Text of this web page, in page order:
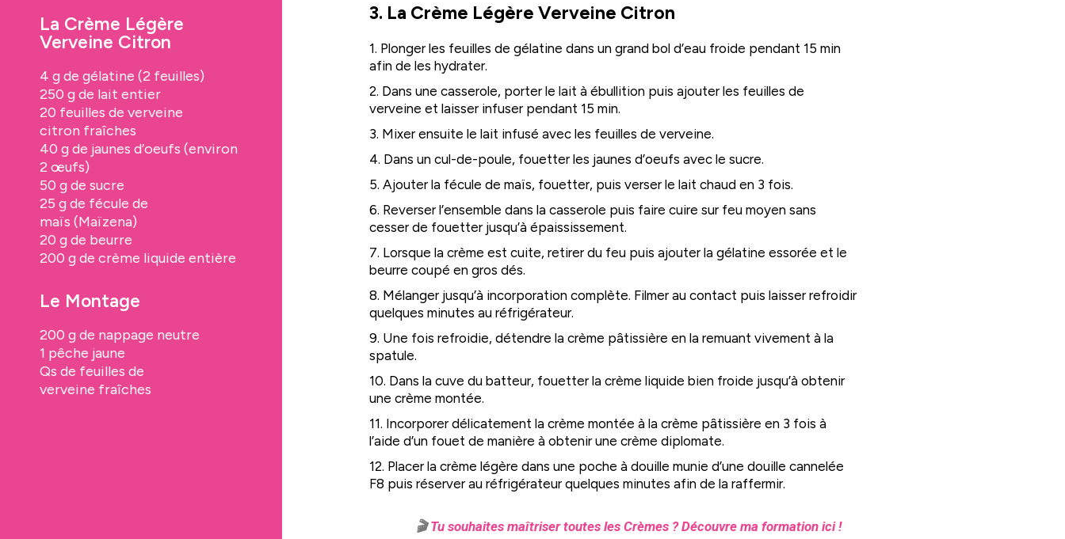
La Crème Légère
Verveine Citron
4 g de gélatine (2 feuilles)
250 g de lait entier
20 feuilles de verveine
citron fraîches
40 g de jaunes d’oeufs (environ
2 œufs)
50 g de sucre
25 g de fécule de
maïs (Maïzena)
20 g de beurre
200 g de crème liquide entière
Le Montage
200 g de nappage neutre
1 pêche jaune
Qs de feuilles de
verveine fraîches
3. La Crème Légère Verveine Citron
1. Plonger les feuilles de gélatine dans un grand bol d’eau froide pendant 15 min
afin de les hydrater.
2. Dans une casserole, porter le lait à ébullition puis ajouter les feuilles de
verveine et laisser infuser pendant 15 min.
3. Mixer ensuite le lait infusé avec les feuilles de verveine.
4. Dans un cul-de-poule, fouetter les jaunes d’oeufs avec le sucre.
5. Ajouter la fécule de maïs, fouetter, puis verser le lait chaud en 3 fois.
6. Reverser l’ensemble dans la casserole puis faire cuire sur feu moyen sans
cesser de fouetter jusqu’à épaississement.
7. Lorsque la crème est cuite, retirer du feu puis ajouter la gélatine essorée et le
beurre coupé en gros dés.
8. Mélanger jusqu’à incorporation complète. Filmer au contact puis laisser refroidir
quelques minutes au réfrigérateur.
9. Une fois refroidie, détendre la crème pâtissière en la remuant vivement à la
spatule.
10. Dans la cuve du batteur, fouetter la crème liquide bien froide jusqu’à obtenir
une crème montée.
11. Incorporer délicatement la crème montée à la crème pâtissière en 3 fois à
l’aide d’un fouet de manière à obtenir une crème diplomate.
12. Placer la crème légère dans une poche à douille munie d’une douille cannelée
F8 puis réserver au réfrigérateur quelques minutes afin de la raffermir.
🎬Tu souhaites maîtriser toutes les Crèmes ? Découvre ma formation ici !